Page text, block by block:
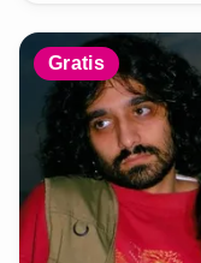
Gratis